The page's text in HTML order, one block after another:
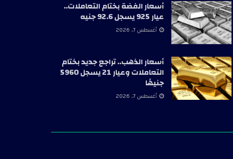
أسعار الفضة بختام التعاملات..
عيار 925 يسجل 92.6 جنيه
أغسطس 7, 2026
أسعار الذهب.. تراجع جديد بختام
التعاملات وعيار 21 يسجل 5960
جنيهًا
أغسطس 7, 2026